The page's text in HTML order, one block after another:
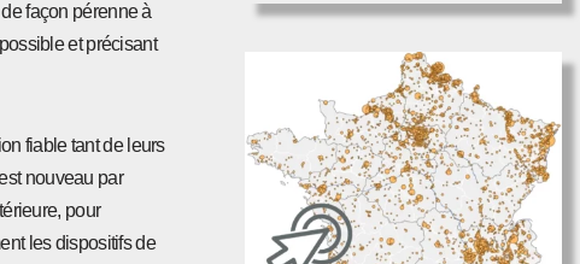
façon pérenne à
et précisant
fiable tant de leurs
nouveau par
pour
les dispositifs de